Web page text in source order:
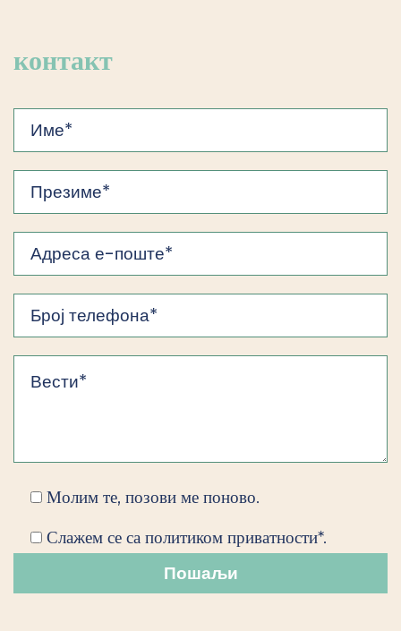
контакт
Молим те, позови ме поново.
Слажем се са политиком приватности*.